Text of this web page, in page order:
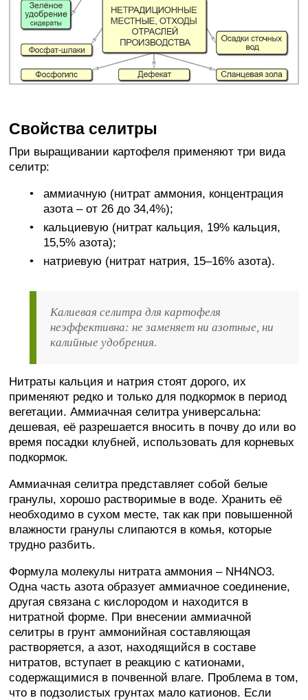
Свойства селитры
При выращивании картофеля применяют три вида
селитр:
аммиачную (нитрат аммония, концентрация
азота – от 26 до 34,4%);
кальциевую (нитрат кальция, 19% кальция,
15,5% азота);
натриевую (нитрат натрия, 15–16% азота).
Калиевая селитра для картофеля
неэффективна: не заменяет ни азотные, ни
калийные удобрения.
Нитраты кальция и натрия стоят дорого, их
применяют редко и только для подкормок в период
вегетации. Аммиачная селитра универсальна:
дешевая, её разрешается вносить в почву до или во
время посадки клубней, использовать для корневых
подкормок.
Аммиачная селитра представляет собой белые
гранулы, хорошо растворимые в воде. Хранить её
необходимо в сухом месте, так как при повышенной
влажности гранулы слипаются в комья, которые
трудно разбить.
Формула молекулы нитрата аммония – NH4NO3.
Одна часть азота образует аммиачное соединение,
другая связана с кислородом и находится в
нитратной форме. При внесении аммиачной
селитры в грунт аммонийная составляющая
растворяется, а азот, находящийся в составе
нитратов, вступает в реакцию с катионами,
содержащимися в почвенной влаге. Проблема в том,
что в подзолистых грунтах мало катионов. Если